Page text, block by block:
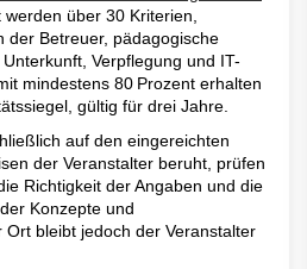
über 30 Kriterien,
der Betreuer, pädagogische
Unterkunft, Verpflegung und IT-
mindestens 80 Prozent erhalten
gültig für drei Jahre.
auf den eingereichten
der Veranstalter beruht, prüfen
Richtigkeit der Angaben und die
Konzepte und
bleibt jedoch der Veranstalter